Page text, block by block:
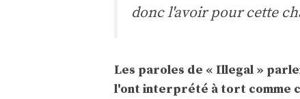
donc l'avoir pour cette
Les paroles de « Illegal »
l'ont interprété à tort comme